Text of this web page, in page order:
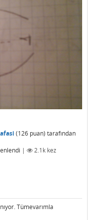
(126 puan) tarafından
| 2.1k kez
Tümevarımla